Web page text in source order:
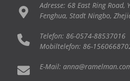
Adresse: 68 East Ring Road,
Fenghua, Stadt Ningbo,
Telefon: 86-0574-88537016
Mobiltelefon: 86-
E-Mail: